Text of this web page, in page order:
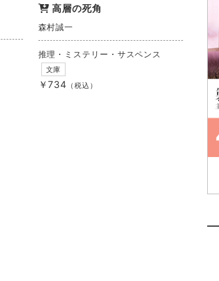
高層の死角
森村誠一
推理・ミステリー・サスペンス
文庫
￥734 （税込）